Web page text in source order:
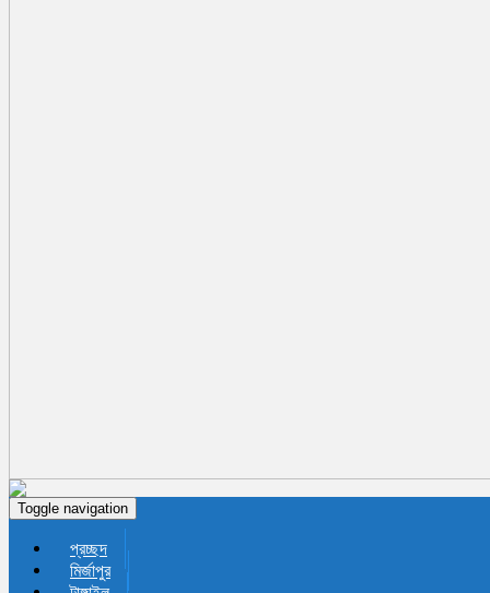
Toggle navigation
প্রচ্ছদ
মির্জাপুর